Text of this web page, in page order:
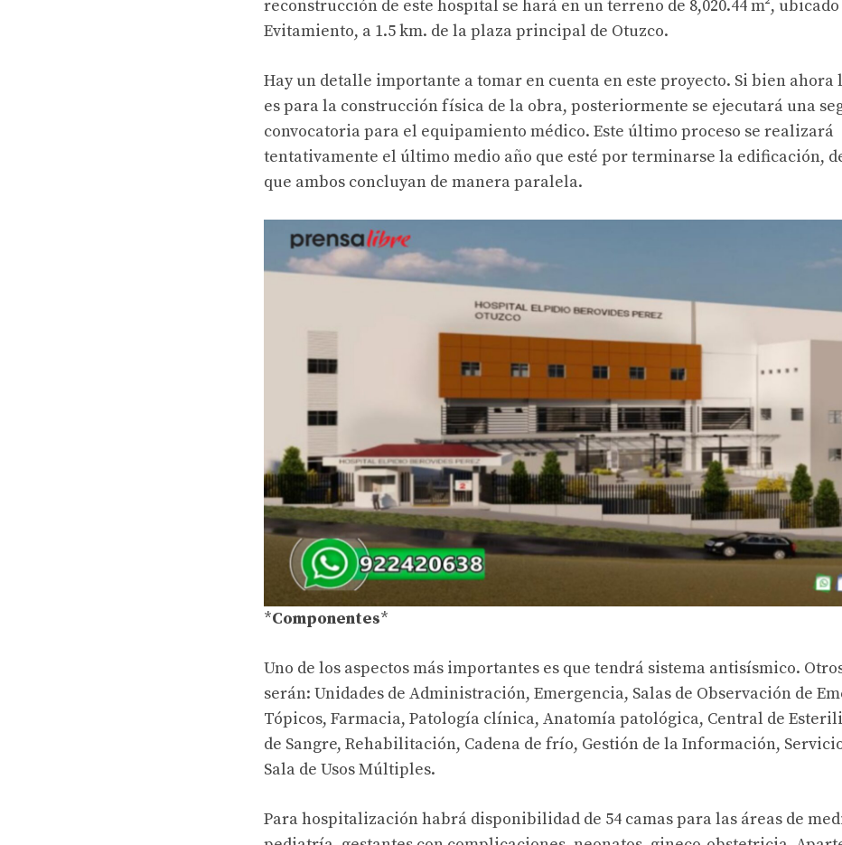
reconstrucción de este hospital se hará en un terreno de 8,020.44 m²,
Evitamiento, a 1.5 km. de la plaza principal de Otuzco.
Hay un detalle importante a tomar en cuenta en este proyecto. Si bien ahora
es para la construcción física de la obra, posteriormente se ejecutará una
convocatoria para el equipamiento médico. Este último proceso se realizará
tentativamente el último medio año que esté por terminarse la edificación,
que ambos concluyan de manera paralela.
*Componentes*
Uno de los aspectos más importantes es que tendrá sistema antisísmico.
serán: Unidades de Administración, Emergencia, Salas de Observación de
Tópicos, Farmacia, Patología clínica, Anatomía patológica, Central de
de Sangre, Rehabilitación, Cadena de frío, Gestión de la Información,
Sala de Usos Múltiples.
Para hospitalización habrá disponibilidad de 54 camas para las áreas de